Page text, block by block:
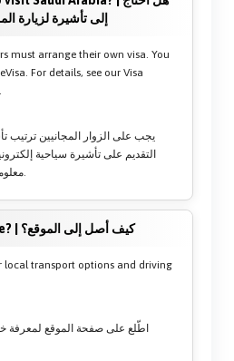
إلى تأشيرة لزيارة
must arrange their own visa. You
For details, see our Visa
يجب على الزوار المجانيين ترتيب
التقديم على تأشيرة سياحية
معلومات التأشيرة لدينا من هنا.
How do I get there? | كيف أصل إلى الموقع؟
local transport options and driving
اطّلع على صفحة الموقع لمعرفة